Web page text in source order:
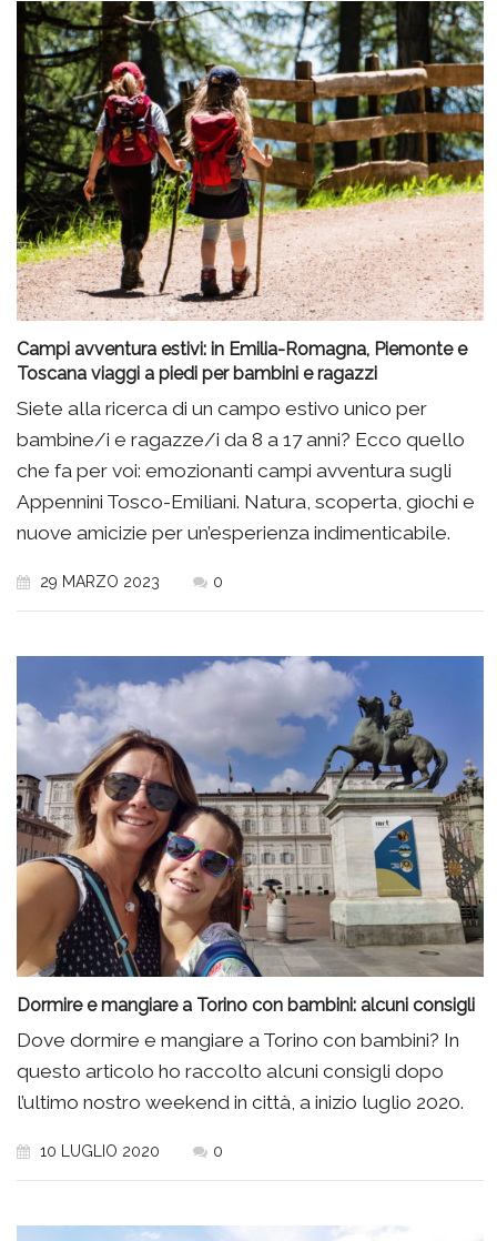
Campi avventura estivi: in Emilia-Romagna, Piemonte e
Toscana viaggi a piedi per bambini e ragazzi
Siete alla ricerca di un campo estivo unico per
bambine/i e ragazze/i da 8 a 17 anni? Ecco quello
che fa per voi: emozionanti campi avventura sugli
Appennini Tosco-Emiliani. Natura, scoperta, giochi e
nuove amicizie per un’esperienza indimenticabile.
29 MARZO 2023 0
Dormire e mangiare a Torino con bambini: alcuni consigli
Dove dormire e mangiare a Torino con bambini? In
questo articolo ho raccolto alcuni consigli dopo
l’ultimo nostro weekend in città, a inizio luglio 2020.
10 LUGLIO 2020 0